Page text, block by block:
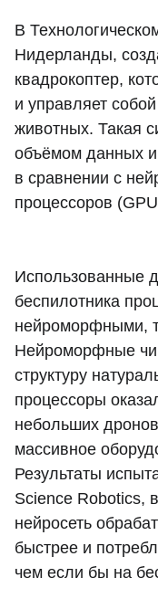
В
Нидерланды,
квадрокоптер,
и управляет
животных. Такая
объёмом данных и
в сравнении с
процессоров
Использованные
беспилотника
нейроморфными,
Нейроморфные
структуру
процессоры
небольших
массивное
Результаты
Science Robotics,
нейросеть
быстрее и
чем если бы на